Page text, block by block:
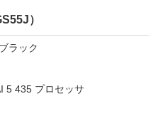
）
ラック
5 435 プロセッサ